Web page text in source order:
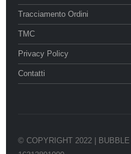
Tracciamento Ordini
TMC
Privacy Policy
Contatti
© COPYRIGHT 2022 |